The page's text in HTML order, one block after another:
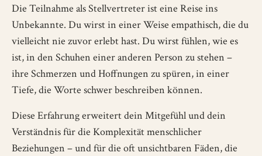
Die Teilnahme als Stellvertreter ist eine Reise ins
Unbekannte. Du wirst in einer Weise empathisch, die du
vielleicht nie zuvor erlebt hast. Du wirst fühlen, wie es
ist, in den Schuhen einer anderen Person zu stehen –
ihre Schmerzen und Hoffnungen zu spüren, in einer
Tiefe, die Worte schwer beschreiben können.
Diese Erfahrung erweitert dein Mitgefühl und dein
Verständnis für die Komplexität menschlicher
Beziehungen – und für die oft unsichtbaren Fäden, die